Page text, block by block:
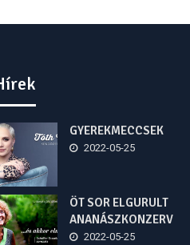
GYEREKMECCSEK
2022-05-25
ÖT SOR ELGURULT
ANANÁSZKONZERV
2022-05-25